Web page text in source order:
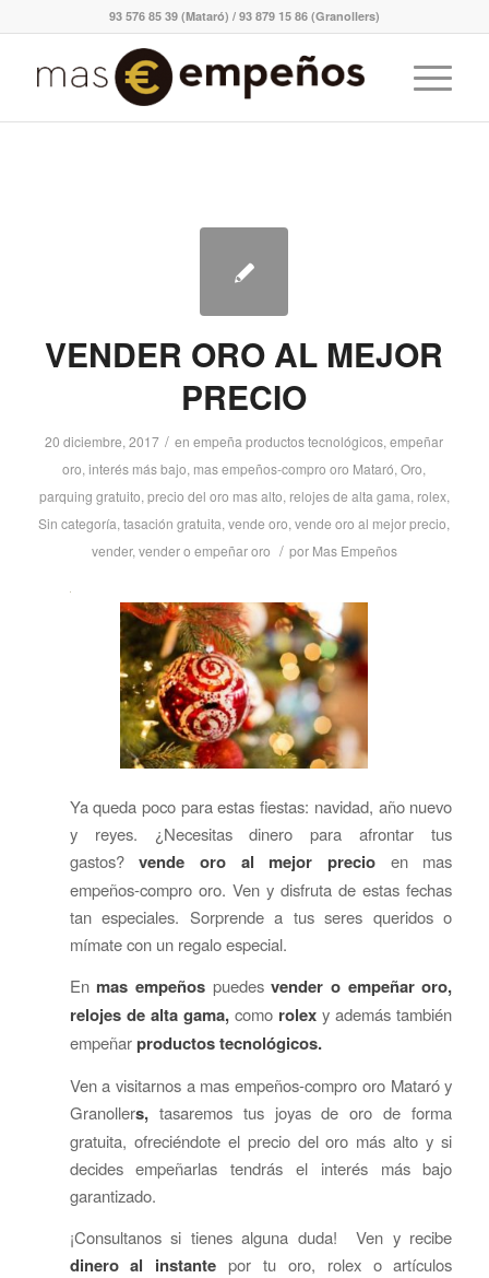
93 576 85 39 (Mataró) / 93 879 15 86 (Granollers)
VENDER ORO AL MEJOR
PRECIO
20 diciembre, 2017 / enempeña productos tecnológicos,empeñar
oro,interés más bajo, mas empeños-compro oro Mataró,Oro,
parquing gratuito, precio del oro mas alto, relojes de alta gama, rolex,
Sin categoría,tasación gratuita,vende oro,vende oro al mejor precio,
vender, vender o empeñar oro / por Mas Empeños
Ya queda poco para estas fiestas: navidad, año nuevo
y reyes. ¿Necesitas dinero para afrontar tus
gastos?vende oro al mejor precio en mas
empeños-compro oro. Ven y disfruta de estas fechas
tan especiales. Sorprende a tus seres queridos o
mímate con un regalo especial.
En mas empeñospuedesvender o empeñar oro,
relojes de alta gama, como rolex y además también
empeñarproductos tecnológicos.
Ven a visitarnos a mas empeños-compro oro Mataró y
Granollers, tasaremos tus joyas de oro de forma
gratuita, ofreciéndote el precio del oro más alto y si
decides empeñarlas tendrás el interés más bajo
garantizado.
¡Consultanos si tienes alguna duda! Ven y recibe
dinero al instante por tu oro, rolex o artículos